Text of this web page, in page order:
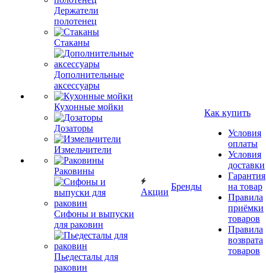
Держатели
полотенец
Стаканы
Дополнительные
аксессуары
Кухонные мойки
Дозаторы
Измельчители
Раковины
Сифоны и выпуски
для раковин
Пьедесталы для
раковин
Акции
Бренды
Как купить
Условия
оплаты
Условия
доставки
Гарантия
на товар
Правила
приёмки
товаров
Правила
возврата
товаров